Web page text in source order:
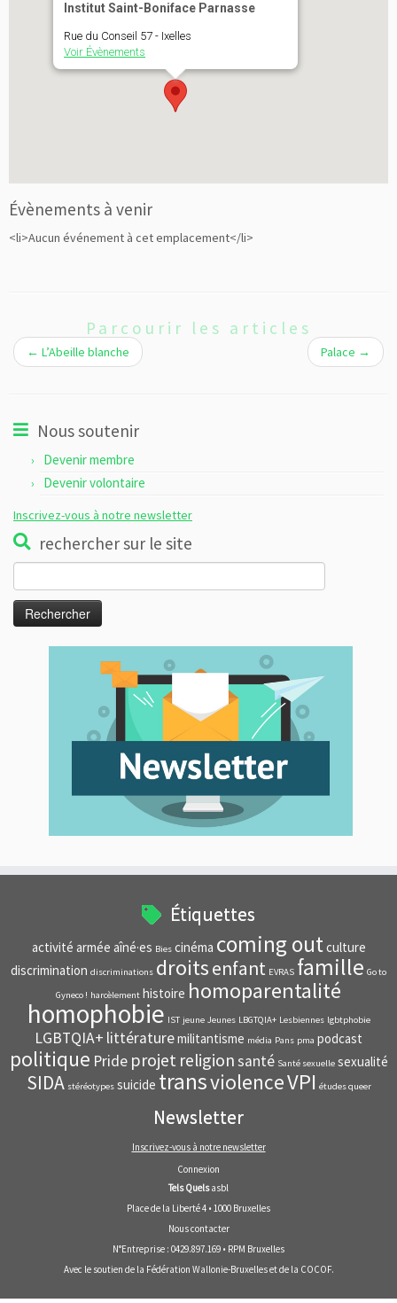
Institut Saint-Boniface Parnasse
Rue du Conseil 57 - Ixelles
Voir Évènements
Évènements à venir
<li>Aucun événement à cet emplacement</li>
Parcourir les articles
← L’Abeille blanche Palace →
Nous soutenir
Devenir membre
Devenir volontaire
Inscrivez-vous à notre newsletter
rechercher sur le site
Étiquettes
activité armée aîné·es Bies cinéma coming outculture
discrimination discriminations droitsenfant EVRAS famille Go to
Gyneco ! harcèlement histoire homoparentalité
homophobie IST jeune Jeunes LBGTQIA+ Lesbiennes lgbtphobie
LGBTQIA+ littératuremilitantisme média Pans pma podcast
politique Pride projet religionsanté Santé sexuelle sexualité
SIDA stéréotypes suicide transviolenceVPI études queer
Newsletter
Inscrivez-vous à notre newsletter
Connexion
Tels Quelsasbl
Place de la Liberté 4 • 1000 Bruxelles
Nous contacter
N°Entreprise : 0429.897.169 • RPM Bruxelles
Avec le soutien de la Fédération Wallonie-Bruxelleset de la COCOF.